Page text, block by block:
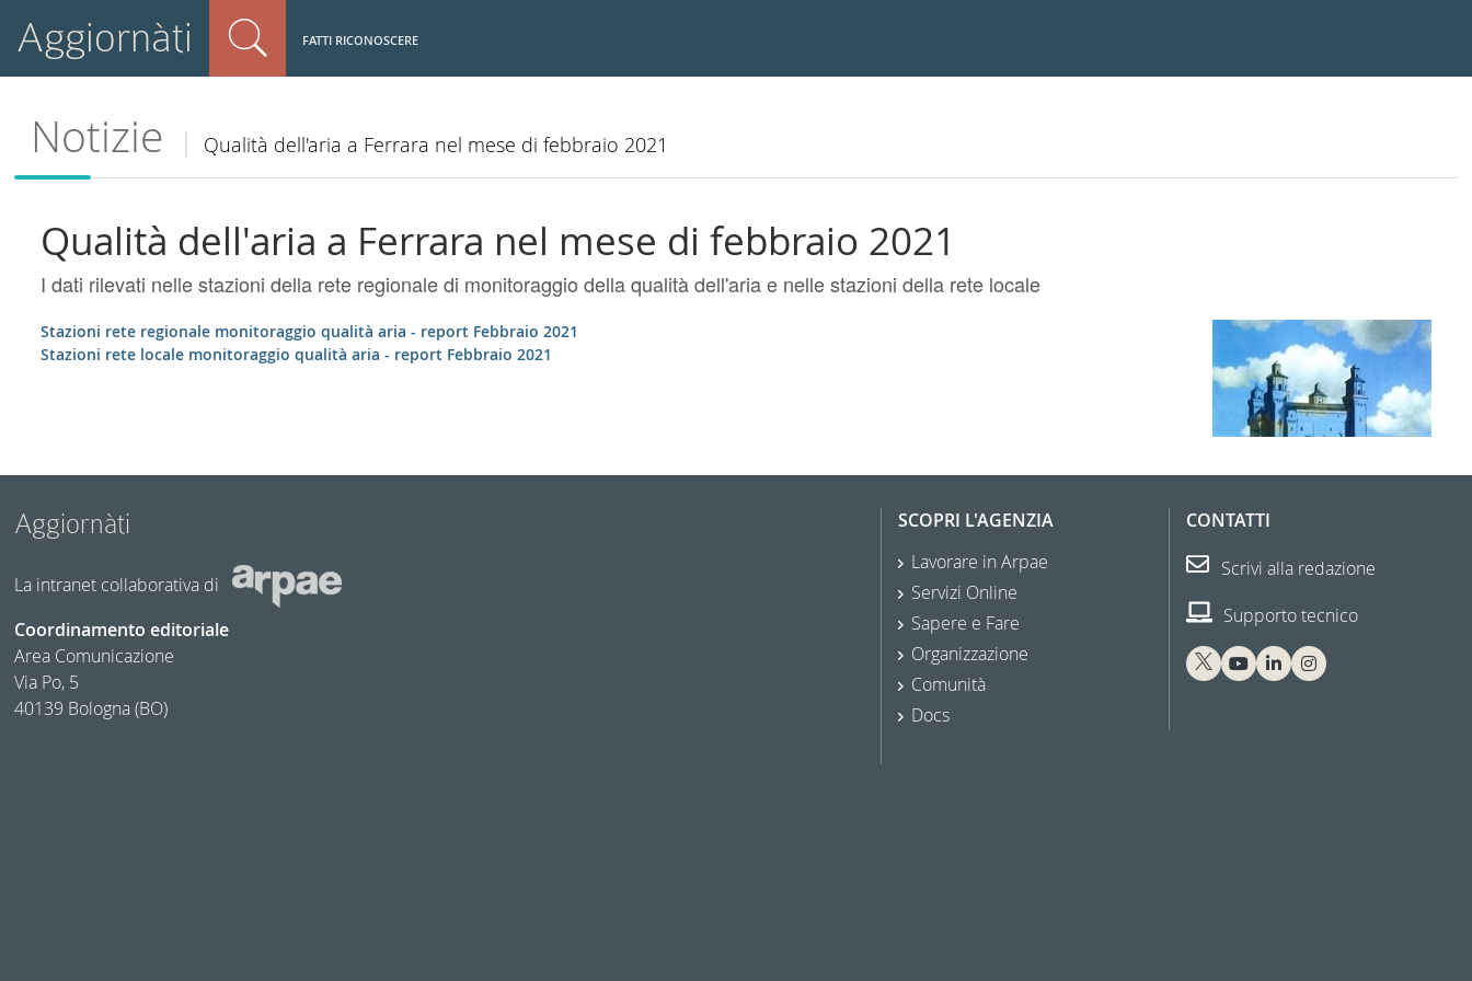
Aggiornàti FATTI RICONOSCERE
Notizie Qualità dell'aria a Ferrara nel mese di febbraio 2021
Qualità dell'aria a Ferrara nel mese di febbraio 2021
I dati rilevati nelle stazioni della rete regionale di monitoraggio della qualità dell'aria e nelle stazioni della rete locale
Stazioni rete regionale monitoraggio qualità aria - report Febbraio 2021
Stazioni rete locale monitoraggio qualità aria - report Febbraio 2021
Aggiornàti
La intranet collaborativa di
Coordinamento editoriale
Area Comunicazione
Via Po, 5
40139 Bologna (BO)
SCOPRI L'AGENZIA
Lavorare in Arpae
Servizi Online
Sapere e Fare
Organizzazione
Comunità
Docs
CONTATTI
Scrivi alla redazione
Supporto tecnico